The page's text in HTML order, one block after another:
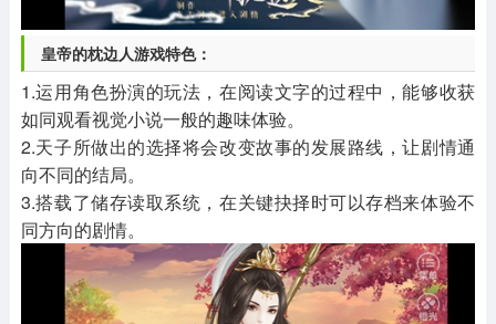
皇帝的枕边人游戏特色：
1.运用角色扮演的玩法，在阅读文字的过程中，能够收获
如同观看视觉小说一般的趣味体验。
2.天子所做出的选择将会改变故事的发展路线，让剧情通
向不同的结局。
3.搭载了储存读取系统，在关键抉择时可以存档来体验不
同方向的剧情。